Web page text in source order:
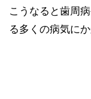
こうなると歯周
る多くの病気に